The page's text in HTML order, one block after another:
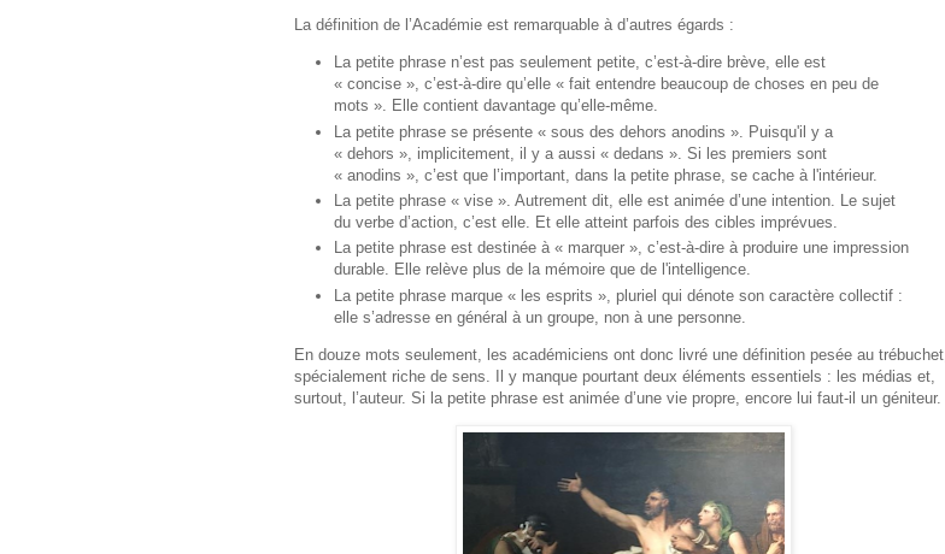
La définition de l’Académie est remarquable à d’autres égards :
La petite phrase n’est pas seulement petite, c’est-à-dire brève, elle est
« concise », c’est-à-dire qu’elle « fait entendre beaucoup de choses en peu de
mots ». Elle contient davantage qu’elle-même.
La petite phrase se présente « sous des dehors anodins ». Puisqu'il y a
« dehors », implicitement, il y a aussi « dedans ». Si les premiers sont
« anodins », c’est que l’important, dans la petite phrase, se cache à l'intérieur.
La petite phrase « vise ». Autrement dit, elle est animée d’une intention. Le sujet
du verbe d’action, c’est elle. Et elle atteint parfois des cibles imprévues.
La petite phrase est destinée à « marquer », c’est-à-dire à produire une impression
durable. Elle relève plus de la mémoire que de l'intelligence.
La petite phrase marque « les esprits », pluriel qui dénote son caractère collectif :
elle s’adresse en général à un groupe, non à une personne.
En douze mots seulement, les académiciens ont donc livré une définition pesée au trébuchet,
spécialement riche de sens. Il y manque pourtant deux éléments essentiels : les médias et,
surtout, l’auteur. Si la petite phrase est animée d’une vie propre, encore lui faut-il un géniteur.